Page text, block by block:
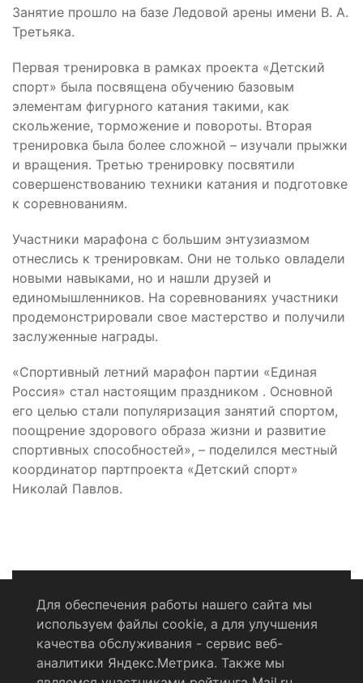
Занятие прошло на базе Ледовой арены имени В. А.
Третьяка.
Первая тренировка в рамках проекта «Детский
спорт» была посвящена обучению базовым
элементам фигурного катания такими, как
скольжение, торможение и повороты. Вторая
тренировка была более сложной – изучали прыжки
и вращения. Третью тренировку посвятили
совершенствованию техники катания и подготовке
к соревнованиям.
Участники марафона с большим энтузиазмом
отнеслись к тренировкам. Они не только овладели
новыми навыками, но и нашли друзей и
единомышленников. На соревнованиях участники
продемонстрировали свое мастерство и получили
заслуженные награды.
«Спортивный летний марафон партии «Единая
Россия» стал настоящим праздником . Основной
его целью стали популяризация занятий спортом,
поощрение здорового образа жизни и развитие
спортивных способностей», – поделился местный
координатор партпроекта «Детский спорт»
Николай Павлов.
Политика конфиденциальности
Согласие на обработку персональных данных
Для обеспечения работы нашего сайта мы
используем файлы cookie, а для улучшения
качества обслуживания - сервис веб-
аналитики Яндекс.Метрика. Также мы